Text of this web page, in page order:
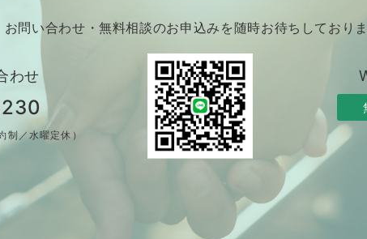
お問い合わせ・無料相談のお申込みを随時お待ちしておりま
わせ
制／水曜定休）